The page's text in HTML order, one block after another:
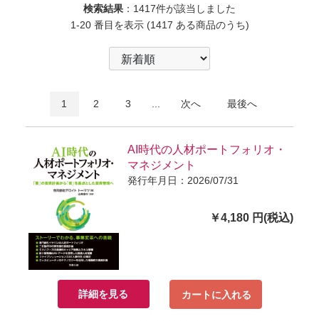
検索結果 ：1417件が該当しました
1-20 番目を表示 (1417 ある商品のうち)
1 2 3 次へ 最後へ
AI時代の人材ポートフォリオ・
マネジメント
発行年月日：2026/07/31
￥4,180 円(税込)
詳細を見る カートに入れる